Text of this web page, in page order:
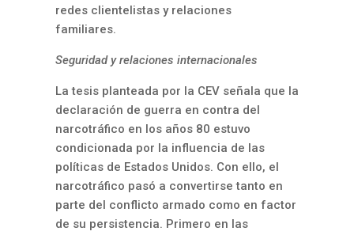
redes clientelistas y relaciones
familiares.
Seguridad y relaciones internacionales
La tesis planteada por la CEV señala que la
declaración de guerra en contra del
narcotráfico en los años 80 estuvo
condicionada por la influencia de las
políticas de Estados Unidos. Con ello, el
narcotráfico pasó a convertirse tanto en
parte del conflicto armado como en factor
de su persistencia. Primero en las